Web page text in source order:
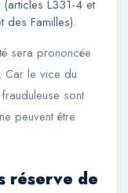
(articles L331-4 et
des Familles).
sera prononcée
Car le vice du
sont
peuvent être
réserve de